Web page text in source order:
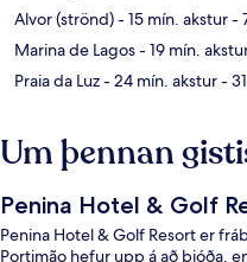
Alvor (strönd)- 15 mín. akstur-
Marina de Lagos- 19 mín.
Praia da Luz- 24 mín. akstur-
Um þennan
Penina Hotel & Golf
Penina Hotel & Golf Resort er
Portimão hefur upp á að bjóða,